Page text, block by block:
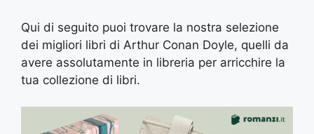
Qui di seguito puoi trovare la nostra selezione
dei migliori libri di Arthur Conan Doyle, quelli da
avere assolutamente in libreria per arricchire la
tua collezione di libri.